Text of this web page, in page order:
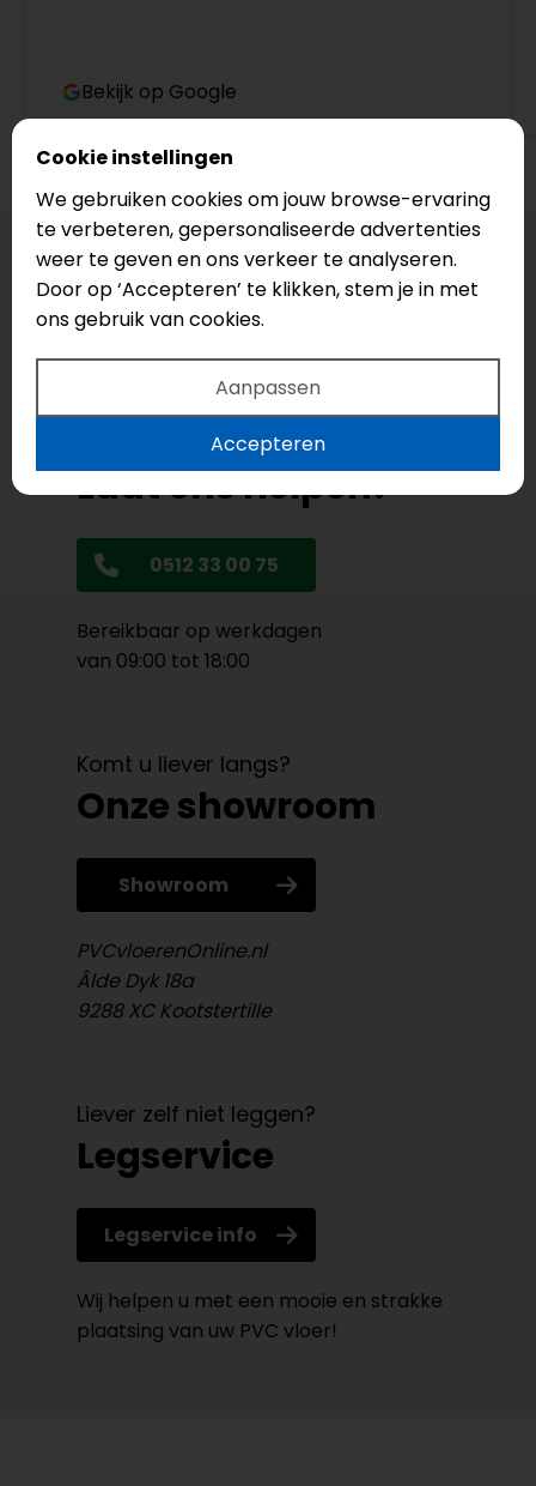
Bekijk op Google
Cookie instellingen
We gebruiken cookies om jouw browse-ervaring
te verbeteren, gepersonaliseerde advertenties
weer te geven en ons verkeer te analyseren.
Door op ‘Accepteren’ te klikken, stem je in met
ons gebruik van cookies.
Aanpassen
Accepteren
Uw droomvloer?
Laat ons helpen!
0512 33 00 75
Bereikbaar op werkdagen
van 09:00 tot 18:00
Komt u liever langs?
Onze showroom
Showroom
PVCvloerenOnline.nl
Âlde Dyk 18a
9288 XC Kootstertille
Liever zelf niet leggen?
Legservice
Legservice info
Wij helpen u met een mooie en strakke
plaatsing van uw PVC vloer!